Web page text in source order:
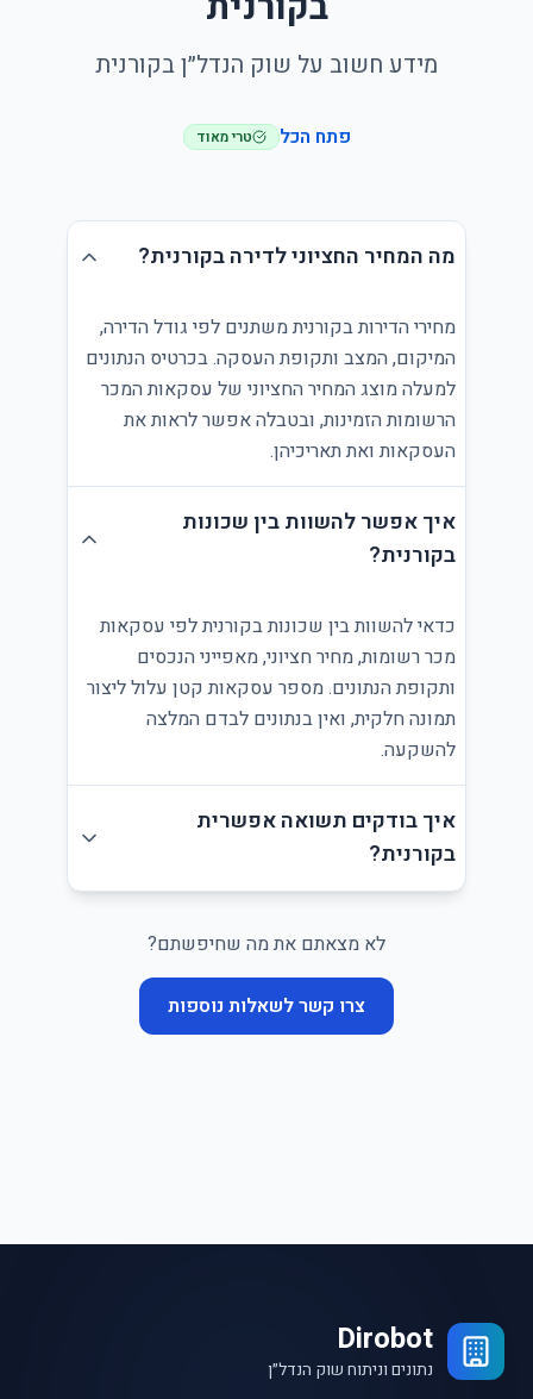
מידע חשוב על שוק הנדל״ן בקורנית
פתח הכל טרי מאוד
מה המחיר החציוני לדירה בקורנית?
מחירי הדירות בקורנית משתנים לפי גודל הדירה,
המיקום, המצב ותקופת העסקה. בכרטיס הנתונים
למעלה מוצג המחיר החציוני של עסקאות המכר
הרשומות הזמינות, ובטבלה אפשר לראות את
העסקאות ואת תאריכיהן.
איך אפשר להשוות בין שכונות
בקורנית?
כדאי להשוות בין שכונות בקורנית לפי עסקאות
מכר רשומות, מחיר חציוני, מאפייני הנכסים
ותקופת הנתונים. מספר עסקאות קטן עלול ליצור
תמונה חלקית, ואין בנתונים לבדם המלצה
להשקעה.
איך בודקים תשואה אפשרית
בקורנית?
לא מצאתם את מה שחיפשתם?
צרו קשר לשאלות נוספות
Dirobot
נתונים וניתוח שוק הנדל״ן